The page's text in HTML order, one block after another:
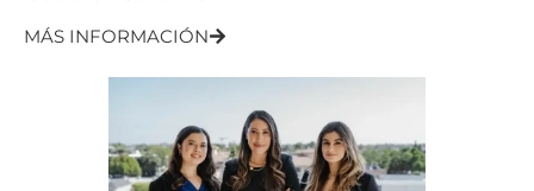
MÁS INFORMACIÓN